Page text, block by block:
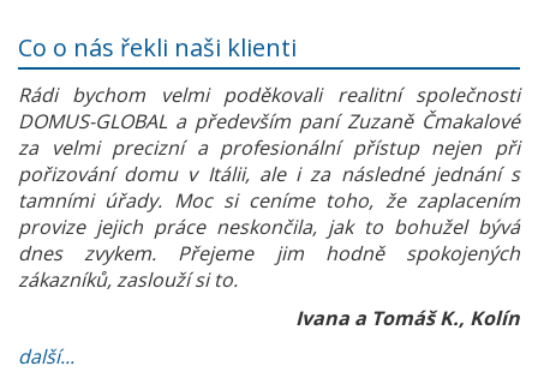
Co o nás řekli naši klienti
Rádi bychom velmi poděkovali realitní společnosti
DOMUS-GLOBAL a především paní Zuzaně Čmakalové
za velmi precizní a profesionální přístup nejen při
pořizování domu v Itálii, ale i za následné jednání s
tamními úřady. Moc si ceníme toho, že zaplacením
provize jejich práce neskončila, jak to bohužel bývá
dnes zvykem. Přejeme jim hodně spokojených
zákazníků, zaslouží si to.
Ivana a Tomáš K., Kolín
další...